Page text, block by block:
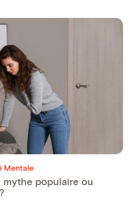
Mentale
mythe populaire ou